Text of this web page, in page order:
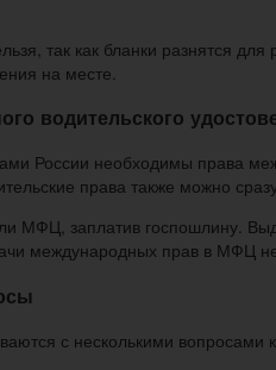
так как бланки разнятся
на месте.
водительского
России необходимы права
права также можно
МФЦ, заплатив госпошлину.
международных прав в МФЦ
с несколькими